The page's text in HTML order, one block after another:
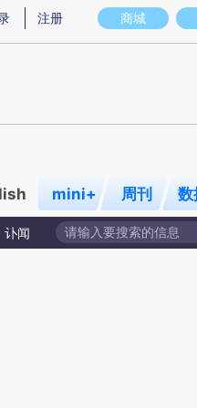
图存在偏差。不代表财新观点和立
商城
注册
mini+ 周刊 数
讣闻